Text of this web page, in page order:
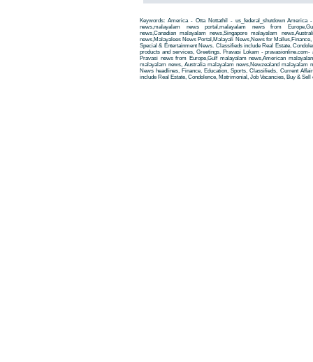
Keywords: America - Otta Nottathil - us_federal_shutdown America
news,malayalam news portal,malayalam news from
news,Canadian malayalam news,Singapore malayalam
news,Malayalees News Portal,Malayali News,News for
Special & Entertainment News. Classifieds include Real Estate,
products and services, Greetings. Pravasi Lokam -
Pravasi news from Europe,Gulf malayalam news,American
malayalam news, Australia malayalam news,Newzealand malayalam
News headlines, Finance, Education, Sports, Classifieds, Current
include Real Estate, Condolence, Matrimonial, Job Vacancies, Buy &